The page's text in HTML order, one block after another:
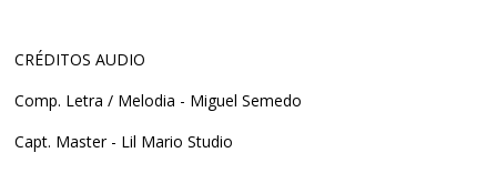
CRÉDITOS AUDIO
Comp. Letra / Melodia - Miguel Semedo
Capt. Master - Lil Mario Studio